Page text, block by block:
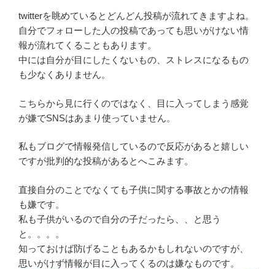
twitterを眺めているとどんどん投稿が流れてきますよね。
自分でフォローした人の投稿であっても思いがけない情
報が流れてくることもあります。
中には自分が目にしたくないもの、ストレスになるもの
も少なくありません。
こちらから見に行くのではなく、目に入ってしまう感覚
が嫌でSNSはあまり使っていません。
私もブログで情報発信しているので反応があると嬉しい
ですが批判的な投稿があるとへこみます。
直接自分のことでなくても子供に関する事故とかの情報
も嫌です。
私も子供がいるので自分の子だったら、、と思う
と。。。。
知っておけば防げることもあるかもしれないのですが、
思いがけず情報が目に入ってくるのは嫌なものです。